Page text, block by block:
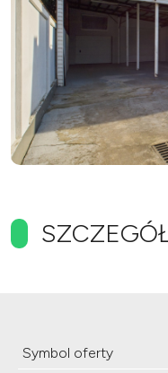
Symbol oferty